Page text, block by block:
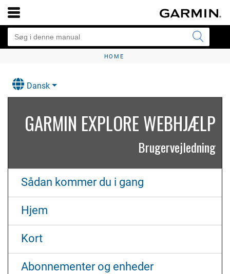
HOME
Dansk
GARMIN EXPLORE WEBHJÆLP
Brugervejledning
Sådan kommer du i gang
Hjem
Kort
Abonnementer og enheder